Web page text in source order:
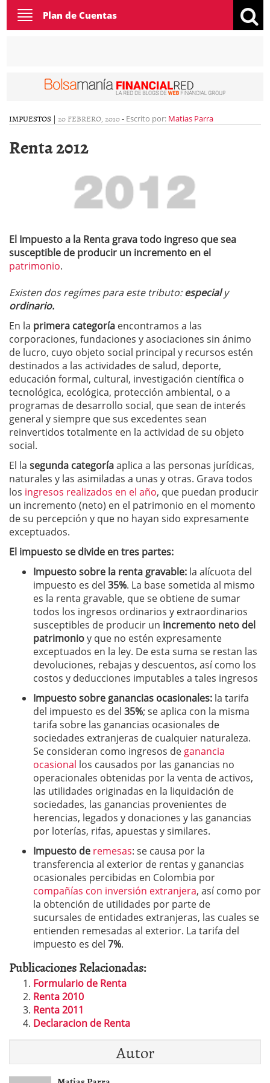
Toggle
navigation
Plan de Cuentas
IMPUESTOS | 20 FEBRERO, 2010- Escrito por: Matias Parra
Renta 2012
El Impuesto a la Renta grava todo ingreso que sea
susceptible de producir un incremento en el
patrimonio.
Existen dos regímes para este tributo:especialy
ordinario.
En la primera categoría encontramos a las
corporaciones, fundaciones y asociaciones sin ánimo
de lucro, cuyo objeto social principal y recursos estén
destinados a las actividades de salud, deporte,
educación formal, cultural, investigación científica o
tecnológica, ecológica, protección ambiental, o a
programas de desarrollo social, que sean de interés
general y siempre que sus excedentes sean
reinvertidos totalmente en la actividad de su objeto
social.
El la segunda categoríaaplica a las personas jurídicas,
naturales y las asimiladas a unas y otras. Grava todos
los ingresos realizados en el año, que puedan producir
un incremento (neto) en el patrimonio en el momento
de su percepción y que no hayan sido expresamente
exceptuados.
El impuesto se divide en tres partes:
Impuesto sobre la renta gravable: la alícuota del
impuesto es del 35%. La base sometida al mismo
es la renta gravable, que se obtiene de sumar
todos los ingresos ordinarios y extraordinarios
susceptibles de producir un incremento neto del
patrimonioy que no estén expresamente
exceptuados en la ley. De esta suma se restan las
devoluciones, rebajas y descuentos, así como los
costos y deducciones imputables a tales ingresos
Impuesto sobre ganancias ocasionales: la tarifa
del impuesto es del 35%; se aplica con la misma
tarifa sobre las ganancias ocasionales de
sociedades extranjeras de cualquier naturaleza.
Se consideran como ingresos deganancia
ocasional los causados por las ganancias no
operacionales obtenidas por la venta de activos,
las utilidades originadas en la liquidación de
sociedades, las ganancias provenientes de
herencias, legados y donaciones y las ganancias
por loterías, rifas, apuestas y similares.
Impuesto de remesas: se causa por la
transferencia al exterior de rentas y ganancias
ocasionales percibidas en Colombia por
compañías con inversión extranjera, así como por
la obtención de utilidades por parte de
sucursales de entidades extranjeras, las cuales se
entienden remesadas al exterior. La tarifa del
impuesto es del 7%.
Publicaciones Relacionadas:
Formulario de Renta
Renta 2010
Renta 2011
Declaracion de Renta
Autor